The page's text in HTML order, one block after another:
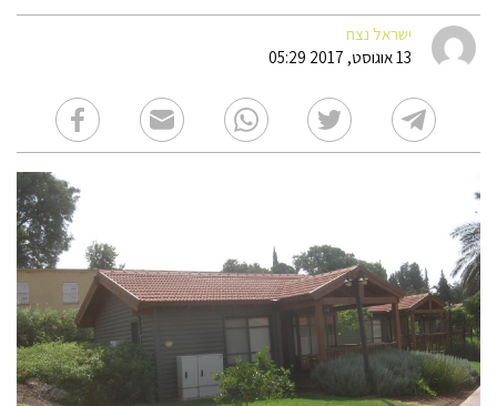
ישראל נצח
13 אוגוסט, 2017 05:29